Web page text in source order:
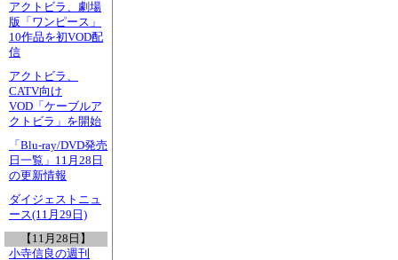
アクトビラ、劇場
版「ワンピース」
10作品を初VOD配
信
アクトビラ、
CATV向け
VOD「ケーブルア
クトビラ」を開始
「Blu-ray/DVD発売
日一覧」11月28日
の更新情報
ダイジェストニュ
ース(11月29日)
【11月28日】
小寺信良の週刊